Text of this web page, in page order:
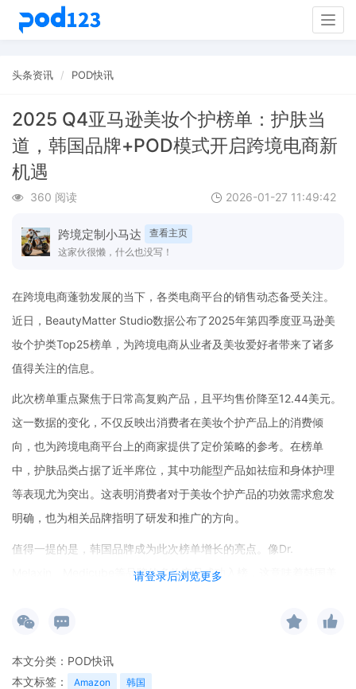
头条资讯 POD快讯
2025 Q4亚马逊美妆个护榜单：护肤当
道，韩国品牌+POD模式开启跨境电商新
机遇
360 阅读 2026-01-27 11:49:42
跨境定制小马达
查看主页
这家伙很懒，什么也没写！
请登录后浏览更多
在跨境电商蓬勃发展的当下，各类电商平台的销售动态备受关注。
近日，BeautyMatter Studio数据公布了2025年第四季度亚马逊美
妆个护类Top25榜单，为跨境电商从业者及美妆爱好者带来了诸多
值得关注的信息。
此次榜单重点聚焦于日常高复购产品，且平均售价降至12.44美元。
这一数据的变化，不仅反映出消费者在美妆个护产品上的消费倾
向，也为跨境电商平台上的商家提供了定价策略的参考。在榜单
中，护肤品类占据了近半席位，其中功能型产品如祛痘和身体护理
等表现尤为突出。这表明消费者对于美妆个护产品的功效需求愈发
明确，也为相关品牌指明了研发和推广的方向。
值得一提的是，韩国品牌成为此次榜单增长的亮点。像Dr.
Melaxin、Medicube等品牌的多款产品成功入榜，这意味着韩国美
在如今的跨境电商环境下，韩国品牌通过在社交平台上的内容营
当前，亚马逊平台算法更加侧重于复购率和社交平台的引流效果。
本文分类： POD快讯
本文标签：
Amazon 韩国